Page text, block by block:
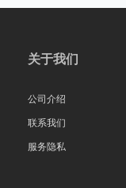
关于我们
公司介绍
联系我们
服务隐私